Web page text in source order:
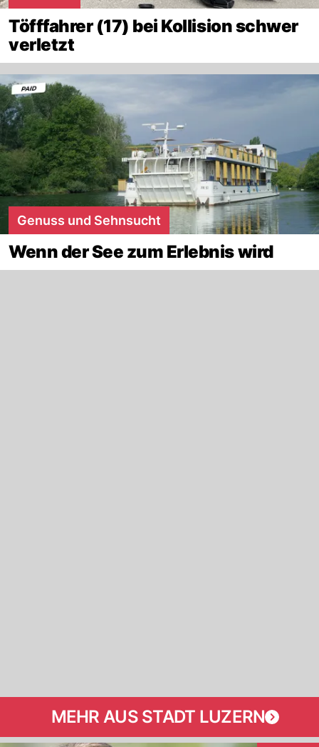
Töfffahrer (17) bei Kollision schwer
verletzt
Genuss und Sehnsucht
Wenn der See zum Erlebnis wird
MEHR AUS STADT LUZERN